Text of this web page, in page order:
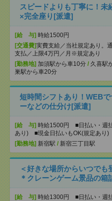
スピードよりも丁寧に！
×完全座り[派遣]
[給 与] 時給1500円
[交通費]実費支給／当社規定あり。
支払／上限4万円／月※規定あり
[勤務地] 加須駅から車10分 / 久喜駅
巣駅から車20分
短時間シフトあり！WEB
ーなどの仕分け[派遣]
[給 与] 時給1500円 ■日払い・週
あり) ■現金日払いもOK(規定あり)
[勤務地] 新宿駅 / 新宿三丁目駅
＜好きな場所からいつで
＊クレーンゲーム景品の箱
[給 与] 時給1300円 ■日払い・週